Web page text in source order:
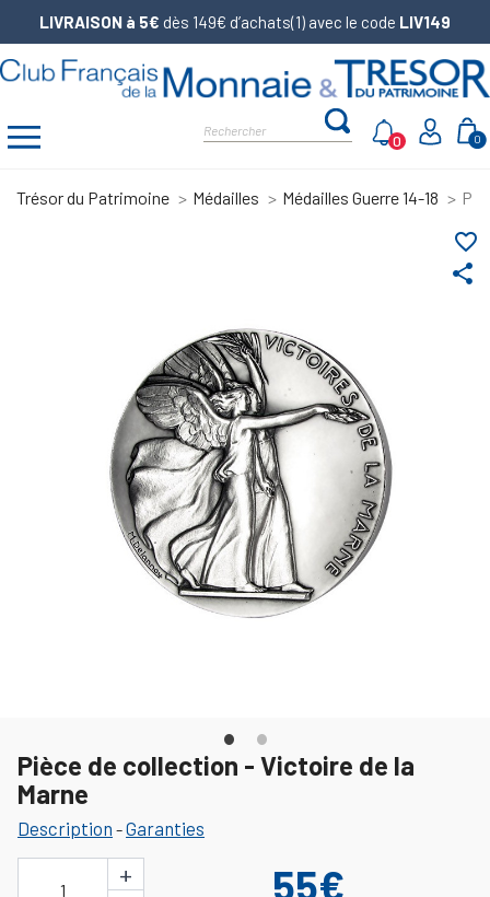
LIVRAISON à 5€ dès 149€ d’achats(1) avec le code LIV149
0
0
Trésor du Patrimoine Médailles Médailles Guerre 14-18
share
favorite_border
Pièce de collection - Victoire de la
Marne
Description -Garanties
1
+
55€